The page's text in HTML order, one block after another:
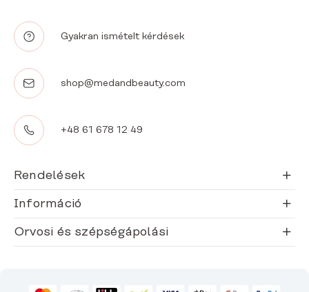
Gyakran ismételt kérdések
shop@medandbeauty.com
+48 61 678 12 49
Rendelések
Információ
Orvosi és szépségápolási